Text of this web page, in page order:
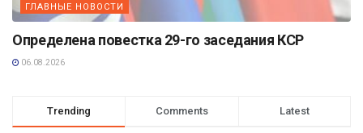
ГЛАВНЫЕ НОВОСТИ
Определена повестка 29-го заседания КСР
06.08.2026
Trending Comments Latest